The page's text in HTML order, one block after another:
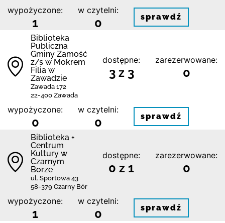
wypożyczone:
1
w czytelni:
0 sprawdź
Biblio­teka
Publiczna
Gminy Zamość
z/s w Mokrem
Filia w
Zawadzie
Zawada 172
22-400 Zawada
dostępne:
3 z 3
zarezerwowane:
0
wypożyczone:
0
w czytelni:
0 sprawdź
Biblioteka +
Centrum
Kultury w
Czarnym
Borze
ul. Sportowa 43
58-379 Czarny Bór
dostępne:
0 z 1
zarezerwowane:
0
wypożyczone:
1
w czytelni:
0 sprawdź